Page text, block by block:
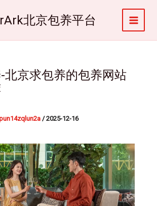
北京包养平台
北京求包养的包养网站
/2025-12-16